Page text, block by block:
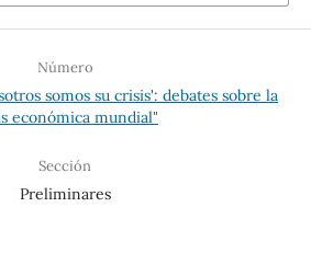
Número
somos su crisis': debates sobre la
económica mundial"
Sección
Preliminares